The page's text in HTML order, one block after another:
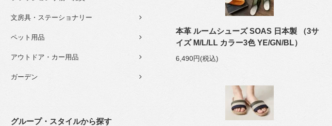
文房具・ステーショナリー
ペット用品
アウトドア・カー用品
ガーデン
グループ・スタイルから探す
本革 ルームシューズ SOAS 日本製 （3サ
イズ M/L/LL カラー3色 YE/GN/BL）
6,490円(税込)